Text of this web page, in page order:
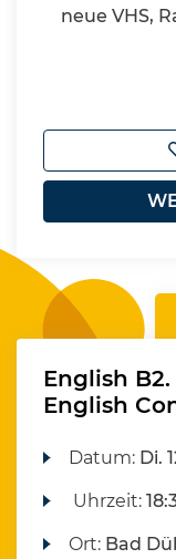
neue VHS,
English
English
Datum: Di.
Uhrzeit:
Ort: Bad